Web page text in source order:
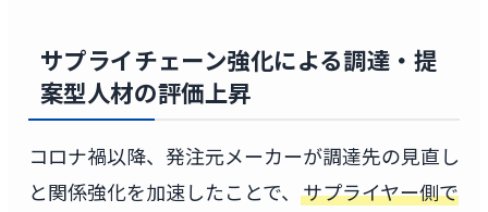
サプライチェーン強化による調達・提
案型人材の評価上昇
コロナ禍以降、発注元メーカーが調達先の見直し
と関係強化を加速したことで、 サプライヤー側で